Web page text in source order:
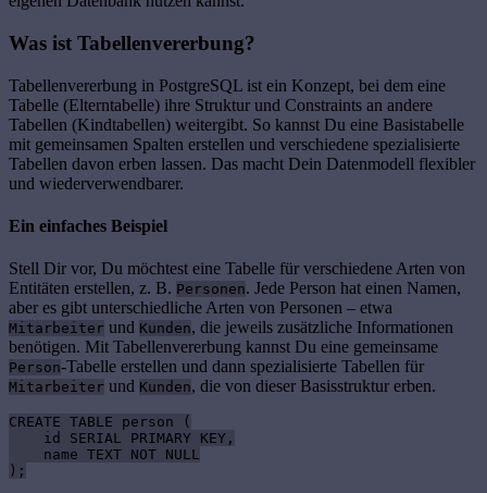
Was ist Tabellenvererbung?
Tabellenvererbung in PostgreSQL ist ein Konzept, bei dem eine
Tabelle (Elterntabelle) ihre Struktur und Constraints an andere
Tabellen (Kindtabellen) weitergibt. So kannst Du eine Basistabelle
mit gemeinsamen Spalten erstellen und verschiedene spezialisierte
Tabellen davon erben lassen. Das macht Dein Datenmodell flexibler
und wiederverwendbarer.
Ein einfaches Beispiel
Stell Dir vor, Du möchtest eine Tabelle für verschiedene Arten von
Entitäten erstellen, z. B. Personen. Jede Person hat einen Namen,
aber es gibt unterschiedliche Arten von Personen – etwa
Mitarbeiter und Kunden, die jeweils zusätzliche Informationen
benötigen. Mit Tabellenvererbung kannst Du eine gemeinsame
Person-Tabelle erstellen und dann spezialisierte Tabellen für
Mitarbeiter und Kunden, die von dieser Basisstruktur erben.
CREATE TABLE person (
    id SERIAL PRIMARY KEY,
    name TEXT NOT NULL
);